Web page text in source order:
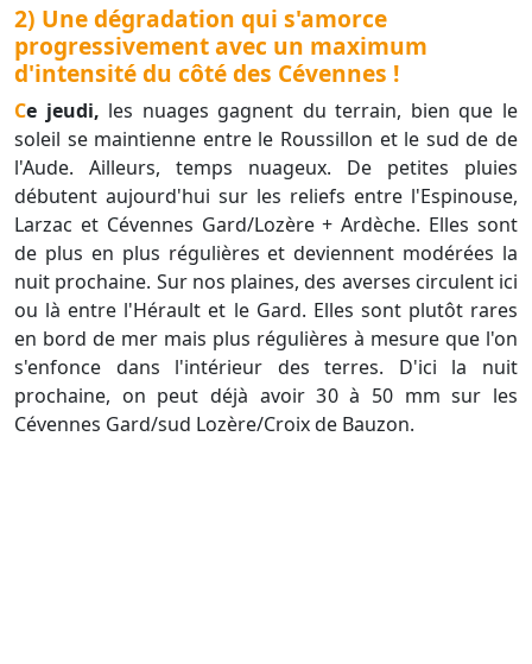
2) Une dégradation qui s'amorce
progressivement avec un maximum
d'intensité du côté des Cévennes !
Ce jeudi, les nuages gagnent du terrain, bien que le
soleil se maintienne entre le Roussillon et le sud de de
l'Aude. Ailleurs, temps nuageux. De petites pluies
débutent aujourd'hui sur les reliefs entre l'Espinouse,
Larzac et Cévennes Gard/Lozère + Ardèche. Elles sont
de plus en plus régulières et deviennent modérées la
nuit prochaine. Sur nos plaines, des averses circulent ici
ou là entre l'Hérault et le Gard. Elles sont plutôt rares
en bord de mer mais plus régulières à mesure que l'on
s'enfonce dans l'intérieur des terres. D'ici la nuit
prochaine, on peut déjà avoir 30 à 50 mm sur les
Cévennes Gard/sud Lozère/Croix de Bauzon.